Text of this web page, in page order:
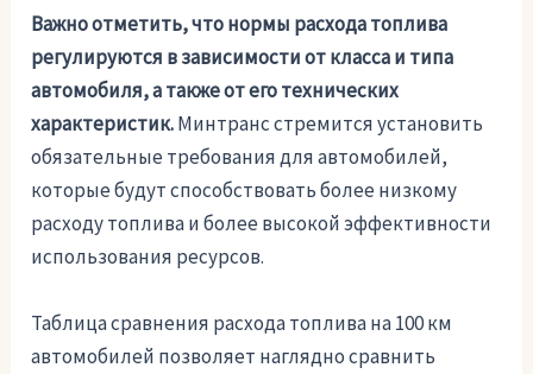
Важно отметить, что нормы расхода топлива
регулируются в зависимости от класса и типа
автомобиля, а также от его технических
характеристик.Минтранс стремится установить
обязательные требования для автомобилей,
которые будут способствовать более низкому
расходу топлива и более высокой эффективности
использования ресурсов.
Таблица сравнения расхода топлива на 100 км
автомобилей позволяет наглядно сравнить